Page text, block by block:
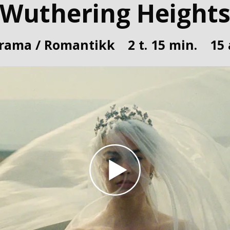
/ Romantikk 2 t. 15 min. 15